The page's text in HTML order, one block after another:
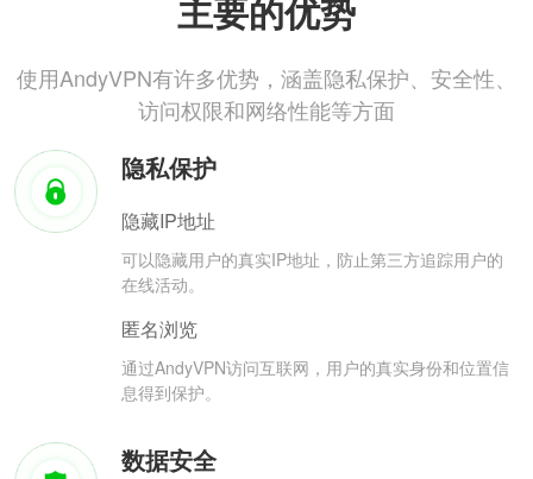
主要的优势
使用AndyVPN有许多优势，涵盖隐私保护、安全性、
访问权限和网络性能等方面
隐私保护
隐藏IP地址
可以隐藏用户的真实IP地址，防止第三方追踪用户的
在线活动。
匿名浏览
通过AndyVPN访问互联网，用户的真实身份和位置信
息得到保护。
数据安全